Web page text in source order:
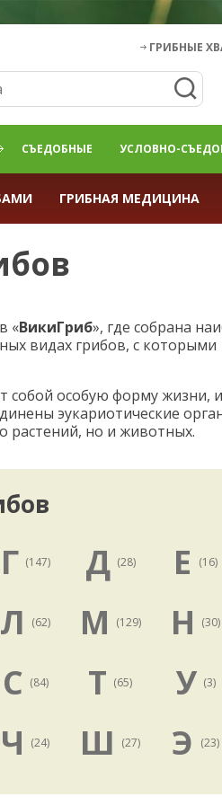
ГРИБНЫЕ
СЪЕДОБНЫЕ УСЛОВНО-
ГРИБНАЯ МЕДИЦИНА
«ВикиГриб», где собрана
видах грибов, с которыми
собой особую форму жизни, и
эукариотические
растений, но и животных.
Г (147) Д (28) Е (16)
Л (62) М (129) Н (30)
С (84) Т (65) У (3)
Ч (24) Ш (27) Э (23)